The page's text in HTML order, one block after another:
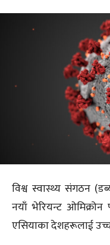
विश्व स्वास्थ्य संगठन
नयाँ भेरियन्ट ओमिक्रोन
एसियाका देशहरूलाई